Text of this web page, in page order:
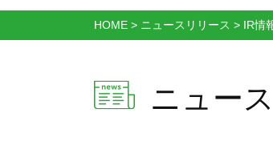
HOME > ニュースリリース > IR情
ニュー